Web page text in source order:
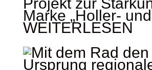
Marke „Holler-
WEITERLESEN